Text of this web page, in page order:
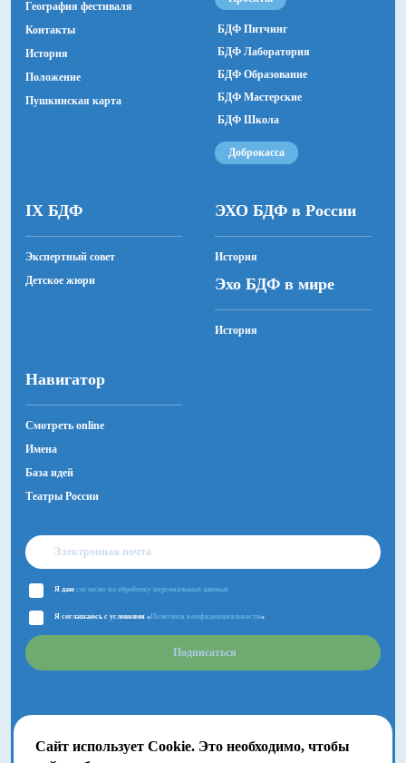
Сайт использует Cookie. Это необходимо, чтобы
География фестиваля
Контакты
История
Положение
Пушкинская карта
БДФ Питчинг
БДФ Лаборатория
БДФ Образование
БДФ Мастерские
БДФ Школа
Доброкасса
IX БДФ
Экспертный совет
Детское жюри
ЭХО БДФ в России
История
Эхо БДФ в мире
История
Навигатор
Смотреть online
Имена
База идей
Театры России
Я даю согласие на обработку персональных данных
Я соглашаюсь с условиями «Политики конфиденциальности»
Подписаться